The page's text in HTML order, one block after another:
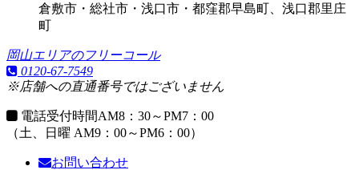
倉敷市・総社市・浅口市・都窪郡早島町、浅口郡里庄
町
岡山エリアのフリーコール
0120-67-7549
※店舗への直通番号ではございません
電話受付時間AM8：30～PM7：00
（土、日曜 AM9：00～PM6：00）
お問い合わせ